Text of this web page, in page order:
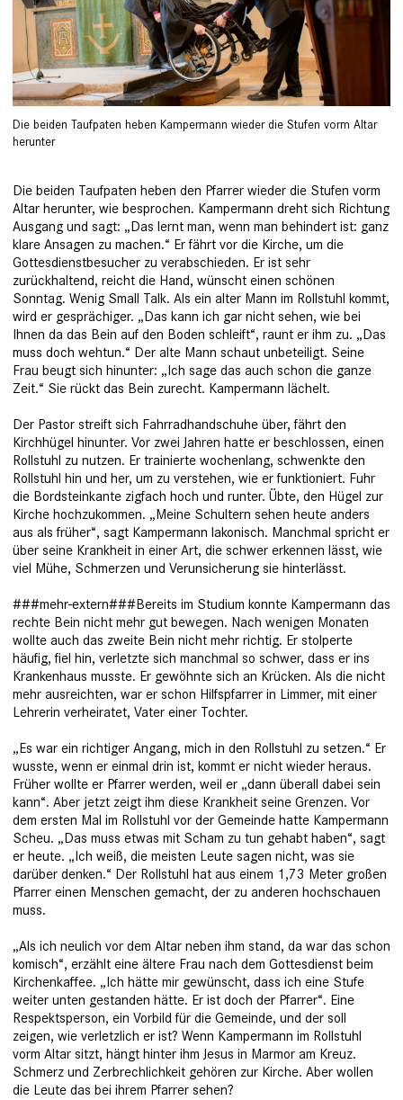
Die beiden Taufpaten heben Kampermann wieder die Stufen vorm Altar
herunter
Die beiden Taufpaten heben den Pfarrer wieder die Stufen vorm
Altar herunter, wie besprochen. Kampermann dreht sich Richtung
Ausgang und sagt: „Das lernt man, wenn man behindert ist: ganz
klare Ansagen zu machen.“ Er fährt vor die Kirche, um die
Gottesdienstbesucher zu verabschieden. Er ist sehr
zurückhaltend, reicht die Hand, wünscht einen schönen
Sonntag. Wenig Small Talk. Als ein alter Mann im Rollstuhl kommt,
wird er gesprächiger. „Das kann ich gar nicht sehen, wie bei
Ihnen da das Bein auf den Boden schleift“, raunt er ihm zu. „Das
muss doch wehtun.“ Der alte Mann schaut unbeteiligt. Seine
Frau beugt sich hinunter: „Ich sage das auch schon die ganze
Zeit.“ Sie rückt das Bein zurecht. Kampermann lächelt.
Der Pastor streift sich Fahrradhandschuhe über, fährt den
Kirchhügel hi­nunter. Vor zwei Jahren hatte er beschlossen, einen
Rollstuhl zu nutzen. Er trainierte wochenlang, schwenkte den
Rollstuhl hin und her, um zu verstehen, wie er funk­tioniert. Fuhr
die Bordsteinkante zigfach hoch und run­ter. Übte, den Hügel zur
Kirche hochzukommen. „Meine Schultern sehen heute anders
aus als früher“, sagt Kampermann lakonisch. Manchmal spricht er
über seine Krankheit in einer Art, die schwer erkennen lässt, wie
viel Mühe, Schmerzen und Verun­sicherung sie hinterlässt.
###mehr-extern###Bereits im Studium konnte Kampermann das
rechte Bein nicht mehr gut bewegen. Nach wenigen Monaten
wollte auch das zweite Bein nicht mehr richtig. Er stolperte
häufig, fiel hin, verletzte sich manchmal so schwer, dass er ins
Krankenhaus musste. Er gewöhnte sich an ­Krücken. Als die nicht
mehr ausreichten, war er schon Hilfspfarrer in Limmer, mit einer
Lehrerin verheiratet, Vater einer Tochter.
„Es war ein richtiger Angang, mich in den Rollstuhl zu setzen.“ Er
wusste, wenn er einmal drin ist, kommt er nicht wieder heraus.
Früher wollte er Pfarrer werden, weil er „dann überall dabei sein
kann“. Aber jetzt zeigt ihm diese Krankheit seine Grenzen. Vor
dem ersten Mal im Rollstuhl vor der Gemeinde hatte Kampermann
Scheu. „Das muss etwas mit Scham zu tun gehabt haben“, sagt
er heute. „Ich weiß, die meisten Leute sagen nicht, was sie
darüber denken.“ Der Rollstuhl hat aus einem 1,73 Meter großen
Pfarrer einen Menschen gemacht, der zu anderen hochschauen
muss.
„Als ich neulich vor dem Altar neben ihm stand, da war das schon
komisch“, erzählt eine ältere Frau nach dem Gottesdienst beim
Kirchenkaffee. „Ich hätte mir gewünscht, dass ich eine Stufe
weiter unten gestanden hätte. Er ist doch der Pfarrer“. Eine
Respektsperson, ein Vorbild für die Gemeinde, und der soll
zeigen, wie verletzlich er ist? Wenn Kampermann im Rollstuhl
vorm Altar sitzt, hängt hinter ihm Jesus in Marmor am Kreuz.
Schmerz und Zerbrechlichkeit gehören zur Kirche. Aber wollen
die Leute das bei ihrem Pfarrer sehen?